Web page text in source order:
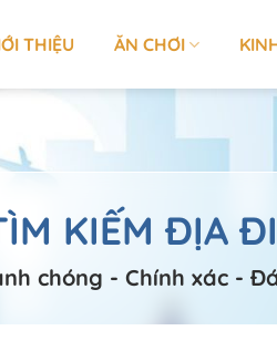
THIỆU ĂN CHƠI
KIẾM ĐỊA
chóng - Chính xác -